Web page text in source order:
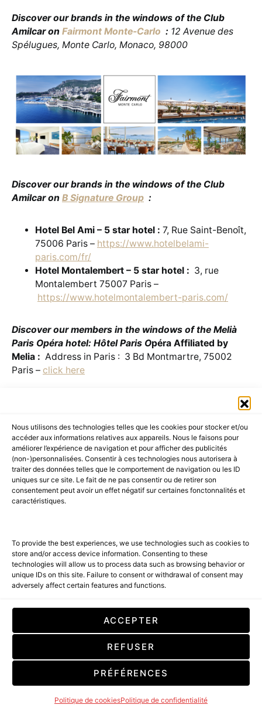
Nous utilisons des technologies telles que les cookies pour stocker et/ou
accéder aux informations relatives aux appareils. Nous le faisons pour
améliorer l’expérience de navigation et pour afficher des publicités
(non-)personnalisées. Consentir à ces technologies nous autorisera à
traiter des données telles que le comportement de navigation ou les ID
uniques sur ce site. Le fait de ne pas consentir ou de retirer son
consentement peut avoir un effet négatif sur certaines fonctonnalités et
caractéristiques.
To provide the best experiences, we use technologies such as cookies to
store and/or access device information. Consenting to these
technologies will allow us to process data such as browsing behavior or
unique IDs on this site. Failure to consent or withdrawal of consent may
adversely affect certain features and functions.
ACCEPTER
REFUSER
PRÉFÉRENCES
Politique de cookiesPolitique de confidentialité
Discover our brands in the windows of the Club
Amilcar on Fairmont Monte-Carlo : 12 Avenue des
Spélugues, Monte Carlo, Monaco, 98000
Discover our brands in the windows of the Club
Amilcar on B Signature Group :
Hotel Bel Ami – 5 star hotel : 7, Rue Saint-Benoît,
75006 Paris – https://www.hotelbelami-
paris.com/fr/
Hotel Montalembert – 5 star hotel : 3, rue
Montalembert 75007 Paris –
https://www.hotelmontalembert-paris.com/
Discover our members in the windows of the Melià
Paris Opéra hotel: Hôtel Paris Opéra Affiliated by
Melia : Address in Paris : 3 Bd Montmartre, 75002
Paris – click here